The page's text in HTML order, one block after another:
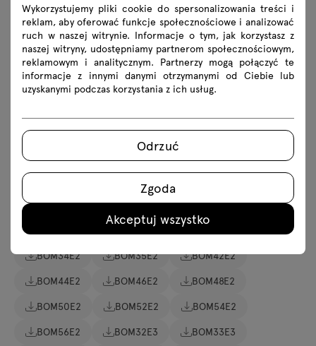
2D dwg 3D dwg 3D 3ds
fbx
obj
skp Revit
Instrukcje montażu
BOM34
BOM50
BOM52 BOM54
BOM56
BOM32E2
BOM34E2
BOM35E2
BOM42E2
BOM44E2
BOM46E2
BOM48E2
BOM50E2
BOM52E2
BOM54E2
BOM56E2
BOM32E3
BOM33E3
Wykorzystujemy pliki cookie do spersonalizowania treści i
reklam, aby oferować funkcje społecznościowe i analizować
ruch w naszej witrynie. Informacje o tym, jak korzystasz z
naszej witryny, udostępniamy partnerom społecznościowym,
reklamowym i analitycznym. Partnerzy mogą połączyć te
informacje z innymi danymi otrzymanymi od Ciebie lub
uzyskanymi podczas korzystania z ich usług.
Odrzuć
Zgoda
Akceptuj wszystko